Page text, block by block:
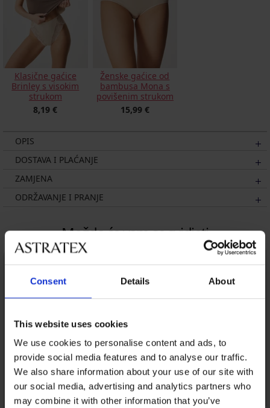
Consent Details About
This website uses cookies
We use cookies to personalise content and ads, to
provide social media features and to analyse our traffic.
We also share information about your use of our site with
our social media, advertising and analytics partners who
may combine it with other information that you’ve
Klasične gaćice
Brinley s visokim
strukom
8,19 €
Ženske gaćice od
bambusa Mona s
povišenim strukom
15,99 €
OPIS
DOSTAVA I PLAĆANJE
ZAMJENA
ODRŽAVANJE I PRANJE
Možda će vam se svidjeti